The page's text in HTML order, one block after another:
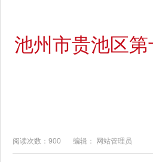
池州市贵池区
阅读次数：900 编辑： 网站管理员